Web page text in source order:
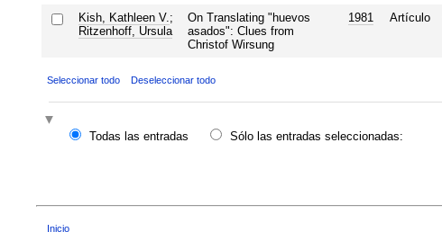
Kish, Kathleen V. ;
Ritzenhoff, Ursula
On Translating "huevos
asados": Clues from
Christof Wirsung
1981 Artículo
Seleccionar todo Deseleccionar todo
Todas las entradas
Sólo las entradas seleccionadas:
Inicio